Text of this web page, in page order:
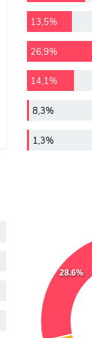
13,5%
26,9%
14,1%
8,3%
1,3%
28.6%